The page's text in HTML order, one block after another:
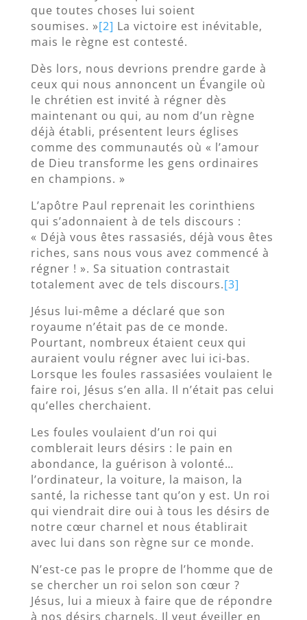
que toutes choses lui soient
soumises. »[2] La victoire est inévitable,
mais le règne est contesté.
Dès lors, nous devrions prendre garde à
ceux qui nous annoncent un Évangile où
le chrétien est invité à régner dès
maintenant ou qui, au nom d’un règne
déjà établi, présentent leurs églises
comme des communautés où « l’amour
de Dieu transforme les gens ordinaires
en champions. »
L’apôtre Paul reprenait les corinthiens
qui s’adonnaient à de tels discours :
« Déjà vous êtes rassasiés, déjà vous êtes
riches, sans nous vous avez commencé à
régner ! ». Sa situation contrastait
totalement avec de tels discours.[3]
Jésus lui-même a déclaré que son
royaume n’était pas de ce monde.
Pourtant, nombreux étaient ceux qui
auraient voulu régner avec lui ici-bas.
Lorsque les foules rassasiées voulaient le
faire roi, Jésus s’en alla. Il n’était pas celui
qu’elles cherchaient.
Les foules voulaient d’un roi qui
comblerait leurs désirs : le pain en
abondance, la guérison à volonté…
l’ordinateur, la voiture, la maison, la
santé, la richesse tant qu’on y est. Un roi
qui viendrait dire oui à tous les désirs de
notre cœur charnel et nous établirait
avec lui dans son règne sur ce monde.
N’est-ce pas le propre de l’homme que de
se chercher un roi selon son cœur ?
Jésus, lui a mieux à faire que de répondre
à nos désirs charnels. Il veut éveiller en